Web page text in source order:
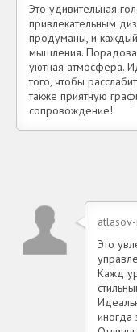
Это удивительная
привлекательным
продуманы, и каждый
мышления.
уютная атмосфера.
того, чтобы
также приятную
сопровождение!
Это
Кажд
иногда